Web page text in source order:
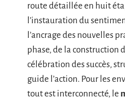
route détaillée en huit
l’instauration du
l’ancrage des nouvelles
phase, de la construction
célébration des succès,
guide l’action. Pour les
tout est interconnecté, le